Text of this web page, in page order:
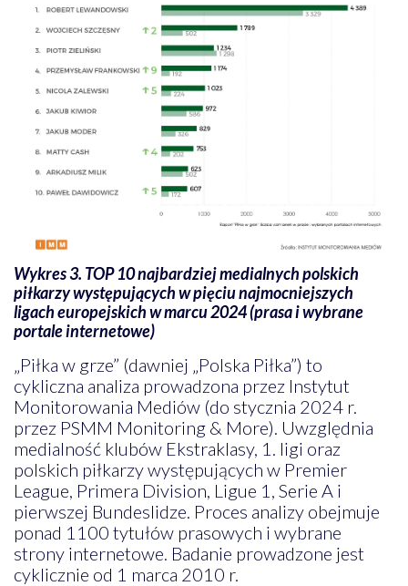
Wykres 3. TOP 10 najbardziej medialnych polskich
piłkarzy występujących w pięciu najmocniejszych
ligach europejskich w marcu 2024 (prasa i wybrane
portale internetowe)
„Piłka w grze” (dawniej „Polska Piłka”) to
cykliczna analiza prowadzona przez Instytut
Monitorowania Mediów (do stycznia 2024 r.
przez PSMM Monitoring & More). Uwzględnia
medialność klubów Ekstraklasy, 1. ligi oraz
polskich piłkarzy występujących w Premier
League, Primera Division, Ligue 1, Serie A i
pierwszej Bundeslidze. Proces analizy obejmuje
ponad 1100 tytułów prasowych i wybrane
strony internetowe. Badanie prowadzone jest
cyklicznie od 1 marca 2010 r.